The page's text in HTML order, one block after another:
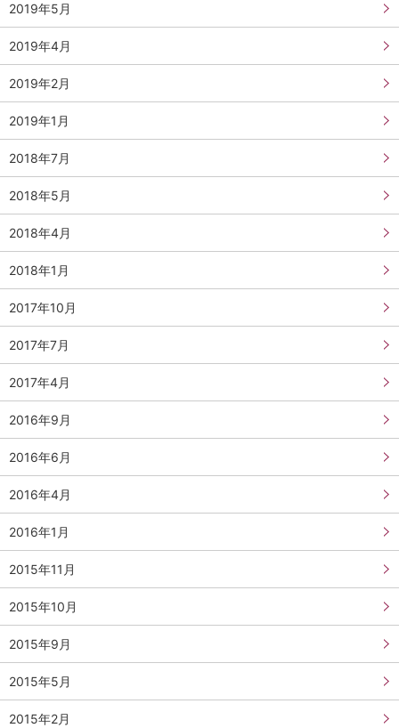
2019年5月
2019年4月
2019年2月
2019年1月
2018年7月
2018年5月
2018年4月
2018年1月
2017年10月
2017年7月
2017年4月
2016年9月
2016年6月
2016年4月
2016年1月
2015年11月
2015年10月
2015年9月
2015年5月
2015年2月